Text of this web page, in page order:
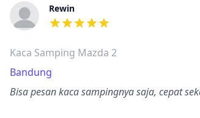
Rewin
dari ulasan adalah bintang lima
Kaca Samping Mazda 2
Bandung
Bisa pesan kaca sampingnya saja, cepat